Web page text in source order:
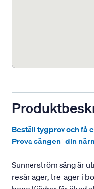
Beställ tygprov och få
Prova sängen i din
Sunnerström säng är
resårlager, tre lager i